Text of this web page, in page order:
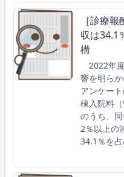
［診療
収は34.1
構
2022年
響を明ら
アンケー
棟入院料
のうち、
2％以上の
34.1％を